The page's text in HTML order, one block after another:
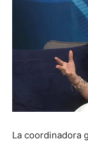
La coordinadora